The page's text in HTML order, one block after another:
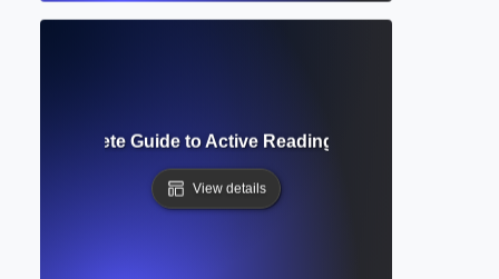
Complete Guide to Active Reading and Research
View details